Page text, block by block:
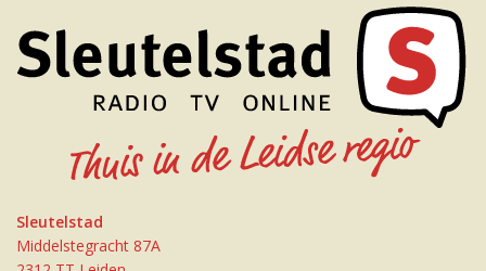
Sleutelstad
Middelstegracht 87A